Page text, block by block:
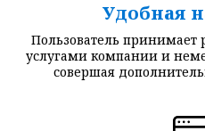
Удобная
Пользователь принимает
услугами компании и
совершая